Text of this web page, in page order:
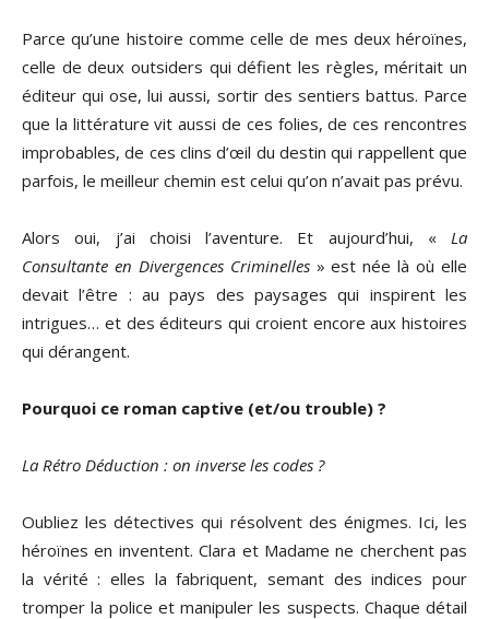
Parce qu’une histoire comme celle de mes deux héroïnes,
celle de deux outsiders qui défient les règles, méritait un
éditeur qui ose, lui aussi, sortir des sentiers battus. Parce
que la littérature vit aussi de ces folies, de ces rencontres
improbables, de ces clins d’œil du destin qui rappellent que
parfois, le meilleur chemin est celui qu’on n’avait pas prévu.
Alors oui, j’ai choisi l’aventure. Et aujourd’hui, « La
Consultante en Divergences Criminelles» est née là où elle
devait l’être : au pays des paysages qui inspirent les
intrigues… et des éditeurs qui croient encore aux histoires
qui dérangent.
Pourquoi ce roman captive (et/ou trouble) ?
La Rétro Déduction : on inverse les codes ?
Oubliez les détectives qui résolvent des énigmes. Ici, les
héroïnes en inventent. Clara et Madame ne cherchent pas
la vérité : elles la fabriquent, semant des indices pour
tromper la police et manipuler les suspects. Chaque détail